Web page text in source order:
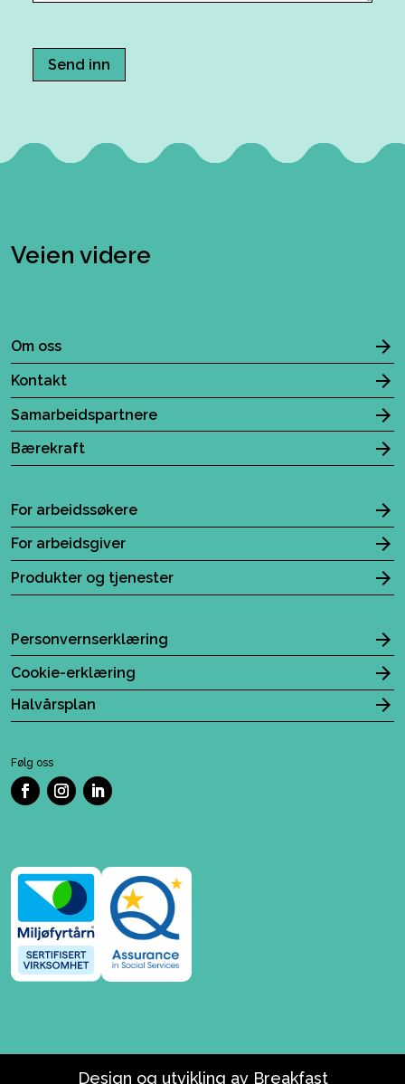
Send inn
Veien videre
Om oss
Kontakt
Samarbeidspartnere
Bærekraft
For arbeidssøkere
For arbeidsgiver
Produkter og tjenester
Personvernserklæring
Cookie-erklæring
Halvårsplan
Følg oss
Design og utvikling av Breakfast